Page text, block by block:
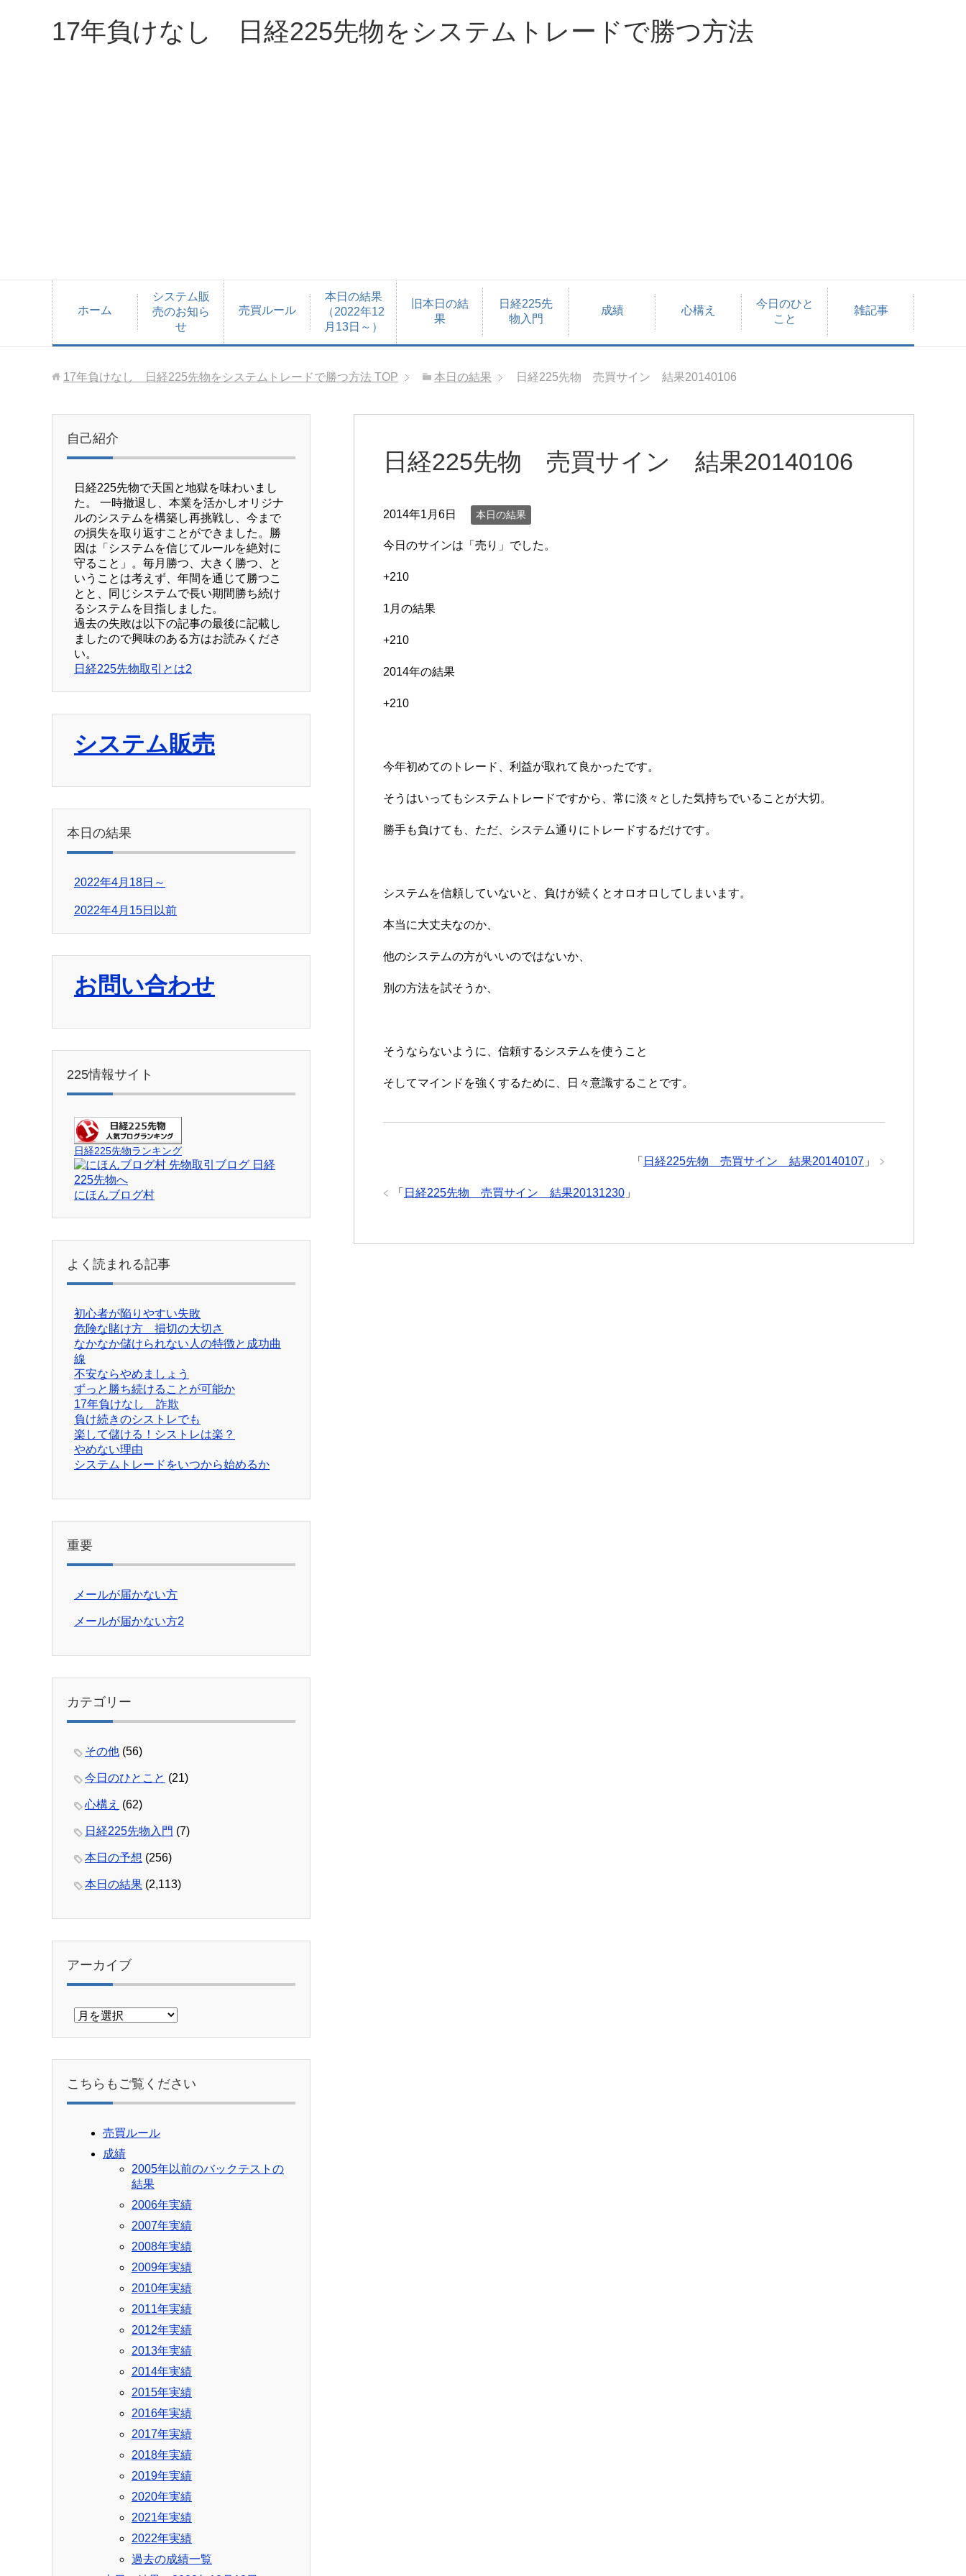
17年負けなし 日経225先物をシステムトレードで勝つ方法
ホーム
システム販
売のお知ら
せ
売買ルール
本日の結果
（2022年12
月13日～）
旧本日の結
果
日経225先
物入門
成績 心構え
今日のひと
こと
雑記事
17年負けなし 日経225先物をシステムトレードで勝つ方法 TOP 本日の結果 日経225先物 売買サイン 結果20140106
日経225先物 売買サイン 結果20140106
2014年1月6日 本日の結果
今日のサインは「売り」でした。
+210
1月の結果
+210
2014年の結果
+210
今年初めてのトレード、利益が取れて良かったです。
そうはいってもシステムトレードですから、常に淡々とした気持ちでいることが大切。
勝手も負けても、ただ、システム通りにトレードするだけです。
システムを信頼していないと、負けが続くとオロオロしてしまいます。
本当に大丈夫なのか、
他のシステムの方がいいのではないか、
別の方法を試そうか、
そうならないように、信頼するシステムを使うこと
そしてマインドを強くするために、日々意識することです。
「 日経225先物 売買サイン 結果20140107 」
「 日経225先物 売買サイン 結果20131230 」
自己紹介
日経225先物で天国と地獄を味わいまし
た。 一時撤退し、本業を活かしオリジナ
ルのシステムを構築し再挑戦し、今まで
の損失を取り返すことができました。勝
因は「システムを信じてルールを絶対に
守ること」。毎月勝つ、大きく勝つ、と
いうことは考えず、年間を通じて勝つこ
とと、同じシステムで長い期間勝ち続け
るシステムを目指しました。
過去の失敗は以下の記事の最後に記載し
ましたので興味のある方はお読みくださ
い。
日経225先物取引とは2
システム販売
本日の結果
2022年4月18日～
2022年4月15日以前
お問い合わせ
225情報サイト
日経225先物ランキング
にほんブログ村
よく読まれる記事
初心者が陥りやすい失敗
危険な賭け方 損切の大切さ
なかなか儲けられない人の特徴と成功曲
線
不安ならやめましょう
ずっと勝ち続けることが可能か
17年負けなし 詐欺
負け続きのシストレでも
楽して儲ける！シストレは楽？
やめない理由
システムトレードをいつから始めるか
重要
メールが届かない方
メールが届かない方2
カテゴリー
その他 (56)
今日のひとこと (21)
心構え (62)
日経225先物入門 (7)
本日の予想 (256)
本日の結果 (2,113)
アーカイブ
ア
イ
こちらもご覧ください
売買ルール
成績
2005年以前のバックテストの
結果
2006年実績
2007年実績
2008年実績
2009年実績
2010年実績
2011年実績
2012年実績
2013年実績
2014年実績
2015年実績
2016年実績
2017年実績
2018年実績
2019年実績
2020年実績
2021年実績
2022年実績
過去の成績一覧